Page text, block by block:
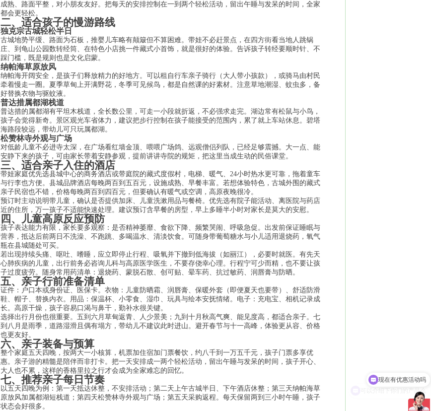
成熟、路面平整，对小朋友友好。把每天的安排控制在一到两个轻松活动，留出午睡与发呆的时间，全家
都会更轻松。
二、适合孩子的慢游路线
独克宗古城轻松半日
古城地势平缓、路面为石板，推婴儿车略有颠簸但不算困难。带娃不必赶景点，在四方街看当地人跳锅
庄、到龟山公园数转经筒、在特色小店挑一件藏式小首饰，就是很好的体验。告诉孩子转经要顺时针、不
踩门槛，既是规则也是文化启蒙。
纳帕海草原放风
纳帕海开阔安全，是孩子们释放精力的好地方。可以租自行车亲子骑行（大人带小孩款），或骑马由村民
牵着慢走一圈。夏季草甸上开满野花，冬季可见候鸟，都是自然课的好素材。注意草地潮湿、蚊虫多，备
好替换衣物与驱蚊液。
普达措属都湖栈道
普达措的属都湖有平坦木栈道，全长数公里，可走一小段就折返，不必强求走完。湖边常有松鼠与小鸟，
孩子会觉得新奇。景区观光车省体力，建议把步行控制在孩子能接受的范围内，累了就上车站休息。碧塔
海路段较远，带幼儿可只玩属都湖。
松赞林寺外观与广场
对低龄儿童不必进寺太深，在广场看红墙金顶、喂喂广场鸽、远观僧侣列队，已经足够震撼。大一点、能
安静下来的孩子，可由家长带着安静参观，提前讲讲寺院的规矩，把这里当成生动的民俗课堂。
三、适合亲子入住的酒店
带娃家庭优先选县城中心的商务酒店或带庭院的藏式度假村，电梯、暖气、24小时热水更可靠，拖着童车
与行李也方便。县城品牌酒店每晚两百到五百元，设施成熟、早餐丰富。若想体验特色，古城外围的藏式
亲子民宿也不错，价格每晚两百到四百元，但要确认有暖气或空调，高原夜晚很冷。
预订时主动说明带儿童，确认是否提供加床、儿童洗漱用品与餐椅。优先选有院子能活动、离医院与药店
近的住所，万一孩子不适能快速处理。建议预订含早餐的房型，早上多睡半小时对家长是莫大的安慰。
四、儿童高原反应预防
孩子表达能力有限，家长要多观察：是否精神萎靡、食欲下降、频繁哭闹、呼吸急促。出发前保证睡眠与
营养，抵达后前两日不洗澡、不跑跳、多喝温水、清淡饮食。可随身带葡萄糖水与小儿适用退烧药，氧气
瓶在县城随处可买。
若出现持续头痛、呕吐、嗜睡，应立即停止行程、吸氧并下撤到低海拔（如丽江），必要时就医。有先天
心肺疾病的儿童，出行前务必咨询儿科与高原医学医生，不要存侥幸心理。行程宁可少而精，也不要让孩
子过度疲劳。随身常用药清单：退烧药、蒙脱石散、创可贴、晕车药、抗过敏药、润唇膏与防晒。
五、亲子行前准备清单
证件：户口本或身份证、医保卡。衣物：儿童防晒霜、润唇膏、保暖外套（即便夏天也要带）、舒适防滑
鞋、帽子、替换内衣。用品：保温杯、小零食、湿巾、玩具与绘本安抚情绪。电子：充电宝、相机记录成
长。高原干燥，孩子容易口渴与鼻干，勤补水很关键。
选择出行月份也很重要。五到六月草甸返青、人少景美；九到十月秋高气爽、能见度高，都适合亲子。七
到八月是雨季，道路湿滑且偶有塌方，带幼儿不建议此时进山。避开春节与十一高峰，体验更从容、价格
也更友好。
六、亲子装备与预算
整个家庭五天四晚，按两大一小核算，机票加住宿加门票餐饮，约八千到一万五千元，孩子门票多享优
惠。亲子游的精髓是陪伴而非打卡。把一天安排成一两个轻松活动，留出午睡与发呆的时间，孩子开心、
大人也不累，这样的香格里拉之行才会成为全家难忘的回忆。
七、推荐亲子每日节奏
以五天四晚为例：第一天抵达休整，不安排活动；第二天上午古城半日、下午酒店休整；第三天纳帕海草
原放风加属都湖短栈道；第四天松赞林寺外观与广场；第五天采购返程。每天保留两到三小时午睡，孩子
状态会好很多。
可以介绍下你们的产品么